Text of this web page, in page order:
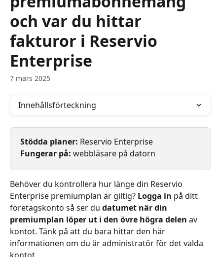
och var du hittar
fakturor i Reservio
Enterprise
7 mars 2025
Innehållsförteckning
Stödda planer: Reservio Enterprise
Fungerar på: webbläsare på datorn
Behöver du kontrollera hur länge din Reservio
Enterprise premiumplan är giltig? Logga in på ditt
företagskonto så ser du datumet när din
premiumplan löper ut i den övre högra delen av
kontot. Tänk på att du bara hittar den här
informationen om du är administratör för det valda